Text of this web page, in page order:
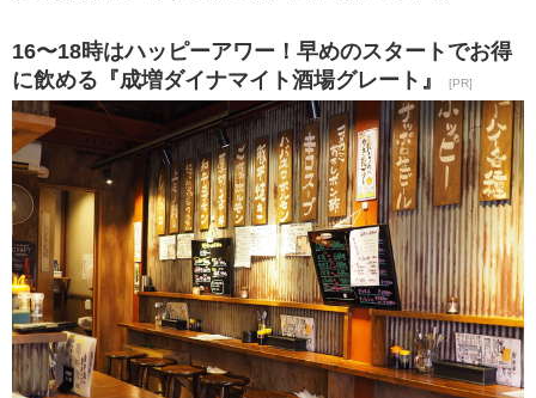
16〜18時はハッピーアワー！早めのスタートでお得
に飲める『成増ダイナマイト酒場グレート』
[PR]